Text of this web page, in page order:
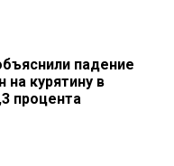
падение
на курятину в
процента